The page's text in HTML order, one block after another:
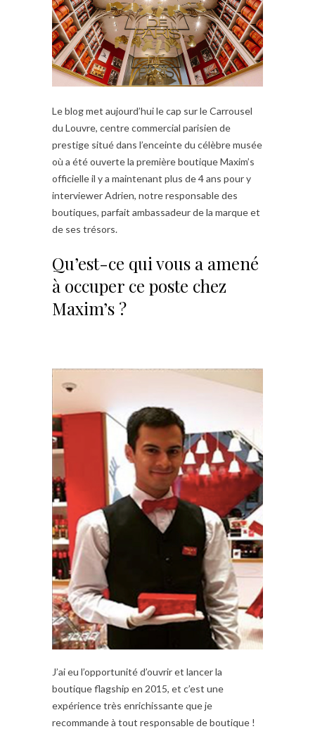
Le blog met aujourd’hui le cap sur le Carrousel
du Louvre, centre commercial parisien de
prestige situé dans l’enceinte du célèbre musée
où a été ouverte la première boutique Maxim’s
officielle il y a maintenant plus de 4 ans pour y
interviewer Adrien, notre responsable des
boutiques, parfait ambassadeur de la marque et
de ses trésors.
Qu’est-ce qui vous a amené
à occuper ce poste chez
Maxim’s ?
J’ai eu l’opportunité d’ouvrir et lancer la
boutique flagship en 2015, et c’est une
expérience très enrichissante que je
recommande à tout responsable de boutique !